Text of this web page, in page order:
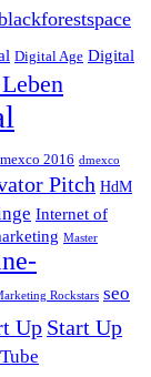
Digital Age Digital
2016 dmexco
Pitch HdM
Internet of
Master
Rockstars seo
Up Start Up